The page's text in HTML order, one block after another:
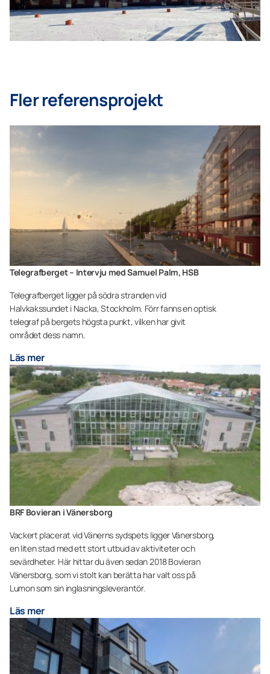
Fler referensprojekt
Telegrafberget – Intervju med Samuel Palm, HSB
Telegrafberget ligger på södra stranden vid
Halvkakssundet i Nacka, Stockholm. Förr fanns en optisk
telegraf på bergets högsta punkt, vilken har givit
området dess namn.
Läs mer
BRF Bovieran i Vänersborg
Vackert placerat vid Vänerns sydspets ligger Vänersborg,
en liten stad med ett stort utbud av aktiviteter och
sevärdheter. Här hittar du även sedan 2018 Bovieran
Vänersborg, som vi stolt kan berätta har valt oss på
Lumon som sin inglasningsleverantör.
Läs mer